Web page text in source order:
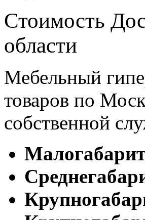
Стоимость
области
Мебельный
товаров по
собственной